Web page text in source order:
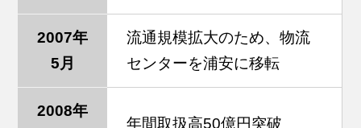
2007年
5月
流通規模拡大のため、物流
センターを浦安に移転
2008年
年間取扱高50億円突破